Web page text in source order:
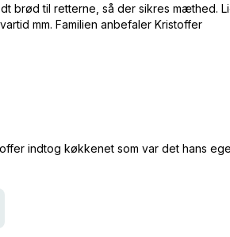
brød til retterne, så der sikres mæthed.
mm. Familien anbefaler Kristoffer
indtog køkkenet som var det hans